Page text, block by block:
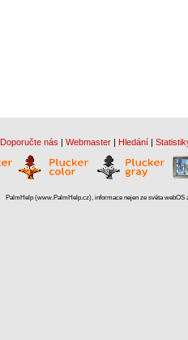
Doporučte nás | Webmaster | Hledání |
PalmHelp (www.PalmHelp.cz), informace nejen ze světa